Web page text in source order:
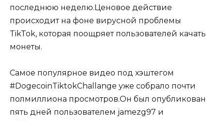
последнюю неделю.Ценовое действие
происходит на фоне вирусной проблемы
TikTok, которая поощряет пользователей качать
монеты.
Самое популярное видео под хэштегом
#DogecoinTiktokChallange уже собрало почти
полмиллиона просмотров.Он был опубликован
пять дней пользователем jamezg97 и